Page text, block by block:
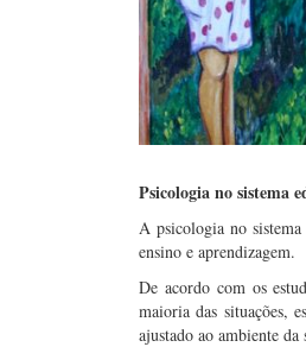
Psicologia no sistema
A psicologia no
ensino e aprendizagem.
De acordo com os
maioria das situações,
ajustado ao ambiente da